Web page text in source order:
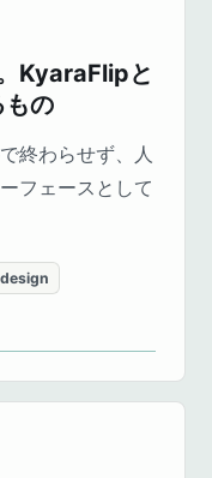
KyaraFlipと
の
終わらせず、人
フェースとして